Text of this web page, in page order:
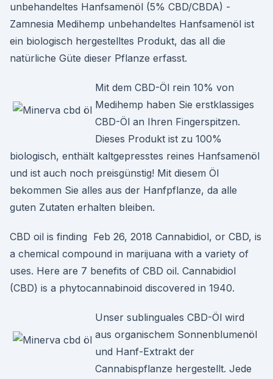
unbehandeltes Hanfsamenöl (5% CBD/CBDA) -
Zamnesia Medihemp unbehandeltes Hanfsamenöl ist
ein biologisch hergestelltes Produkt, das all die
natürliche Güte dieser Pflanze erfasst.
Mit dem CBD-Öl rein 10% von
Medihemp haben Sie erstklassiges
CBD-Öl an Ihren Fingerspitzen.
Dieses Produkt ist zu 100%
biologisch, enthält kaltgepresstes reines Hanfsamenöl
und ist auch noch preisgünstig! Mit diesem Öl
bekommen Sie alles aus der Hanfpflanze, da alle
guten Zutaten erhalten bleiben.
CBD oil is finding Feb 26, 2018 Cannabidiol, or CBD, is
a chemical compound in marijuana with a variety of
uses. Here are 7 benefits of CBD oil. Cannabidiol
(CBD) is a phytocannabinoid discovered in 1940.
Unser sublinguales CBD-Öl wird
aus organischem Sonnenblumenöl
und Hanf-Extrakt der
Cannabispflanze hergestellt. Jede